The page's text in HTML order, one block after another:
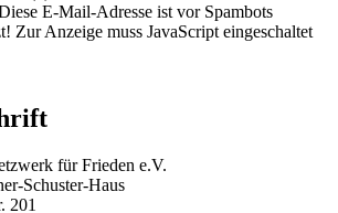
E-Mail-Adresse ist vor Spambots
Zur Anzeige muss JavaScript eingeschaltet
für Frieden e.V.
Schuster-Haus
201